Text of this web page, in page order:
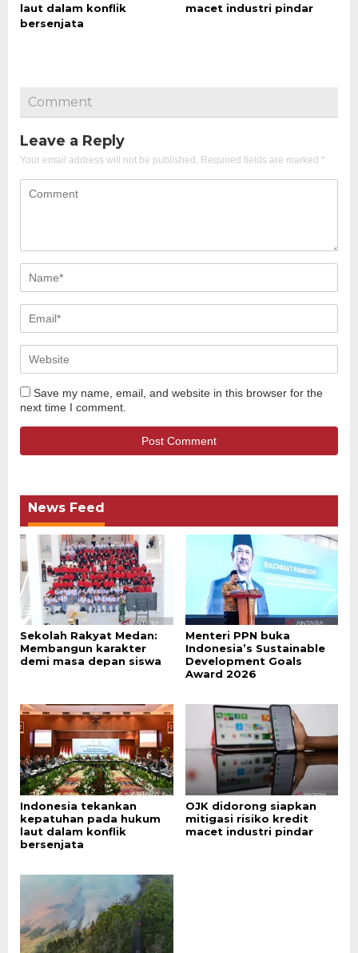
laut dalam konflik
bersenjata
macet industri pindar
Comment
Leave a Reply
Your email address will not be published. Required fields are marked *
Save my name, email, and website in this browser for the
next time I comment.
News Feed
Sekolah Rakyat Medan:
Membangun karakter
demi masa depan siswa
Menteri PPN buka
Indonesia’s Sustainable
Development Goals
Award 2026
Indonesia tekankan
kepatuhan pada hukum
laut dalam konflik
bersenjata
OJK didorong siapkan
mitigasi risiko kredit
macet industri pindar